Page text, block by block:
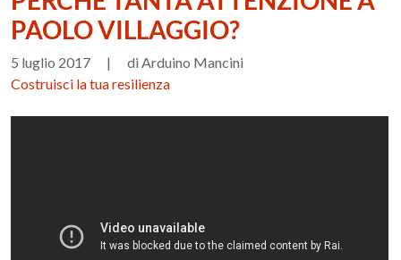
PAOLO VILLAGGIO?
5 luglio 2017 |
di Arduino Mancini
Costruisci la tua resilienza